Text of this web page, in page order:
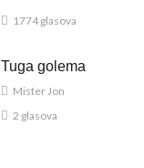
1774 glasova
Tuga golema
Mister Jon
2 glasova